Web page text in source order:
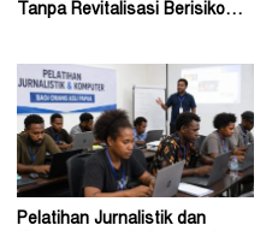
Tanpa Revitalisasi Berisiko
Pelatihan Jurnalistik dan